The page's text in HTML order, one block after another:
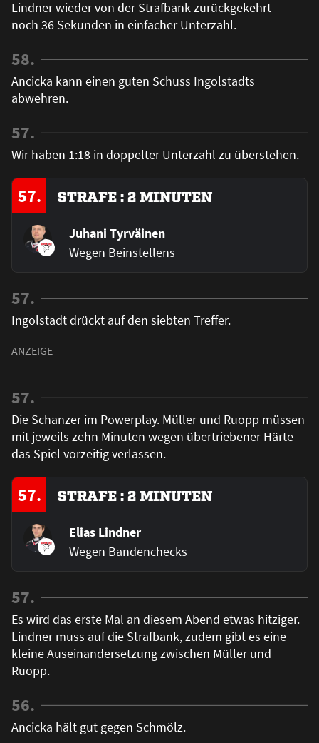
Lindner wieder von der Strafbank zurückgekehrt -
noch 36 Sekunden in einfacher Unterzahl.
58.
Ancicka kann einen guten Schuss Ingolstadts
abwehren.
57.
Wir haben 1:18 in doppelter Unterzahl zu überstehen.
57. STRAFE : 2 MINUTEN
Juhani Tyrväinen
Wegen Beinstellens
57.
Ingolstadt drückt auf den siebten Treffer.
57.
Die Schanzer im Powerplay. Müller und Ruopp müssen
mit jeweils zehn Minuten wegen übertriebener Härte
das Spiel vorzeitig verlassen.
57. STRAFE : 2 MINUTEN
Elias Lindner
Wegen Bandenchecks
57.
Es wird das erste Mal an diesem Abend etwas hitziger.
Lindner muss auf die Strafbank, zudem gibt es eine
kleine Auseinandersetzung zwischen Müller und
Ruopp.
56.
Ancicka hält gut gegen Schmölz.